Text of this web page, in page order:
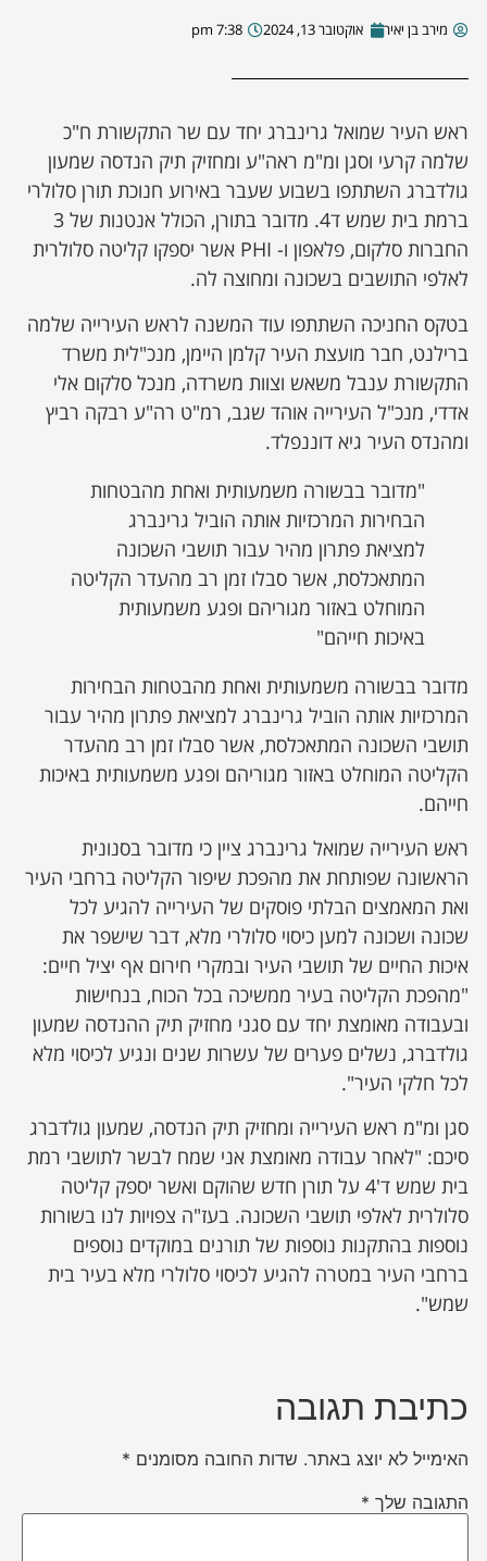
מירב בן יאיר אוקטובר 13, 2024 7:38 pm
ראש העיר שמואל גרינברג יחד עם שר התקשורת ח"כ
שלמה קרעי וסגן ומ"מ ראה"ע ומחזיק תיק הנדסה שמעון
גולדברג השתתפו בשבוע שעבר באירוע חנוכת תורן סלולרי
ברמת בית שמש ד4. מדובר בתורן, הכולל אנטנות של 3
החברות סלקום, פלאפון ו- PHI אשר יספקו קליטה סלולרית
לאלפי התושבים בשכונה ומחוצה לה.
בטקס החניכה השתתפו עוד המשנה לראש העירייה שלמה
ברילנט, חבר מועצת העיר קלמן היימן, מנכ"לית משרד
התקשורת ענבל משאש וצוות משרדה, מנכל סלקום אלי
אדדי, מנכ"ל העירייה אוהד שגב, רמ"ט רה"ע רבקה רביץ
ומהנדס העיר גיא דוננפלד.
"מדובר בבשורה משמעותית ואחת מהבטחות
הבחירות המרכזיות אותה הוביל גרינברג
למציאת פתרון מהיר עבור תושבי השכונה
המתאכלסת, אשר סבלו זמן רב מהעדר הקליטה
המוחלט באזור מגוריהם ופגע משמעותית
באיכות חייהם"
מדובר בבשורה משמעותית ואחת מהבטחות הבחירות
המרכזיות אותה הוביל גרינברג למציאת פתרון מהיר עבור
תושבי השכונה המתאכלסת, אשר סבלו זמן רב מהעדר
הקליטה המוחלט באזור מגוריהם ופגע משמעותית באיכות
חייהם.
ראש העירייה שמואל גרינברג ציין כי מדובר בסנונית
הראשונה שפותחת את מהפכת שיפור הקליטה ברחבי העיר
ואת המאמצים הבלתי פוסקים של העירייה להגיע לכל
שכונה ושכונה למען כיסוי סלולרי מלא, דבר שישפר את
איכות החיים של תושבי העיר ובמקרי חירום אף יציל חיים:
"מהפכת הקליטה בעיר ממשיכה בכל הכוח, בנחישות
ובעבודה מאומצת יחד עם סגני מחזיק תיק ההנדסה שמעון
גולדברג, נשלים פערים של עשרות שנים ונגיע לכיסוי מלא
לכל חלקי העיר".
סגן ומ"מ ראש העירייה ומחזיק תיק הנדסה, שמעון גולדברג
סיכם: "לאחר עבודה מאומצת אני שמח לבשר לתושבי רמת
בית שמש ד'4 על תורן חדש שהוקם ואשר יספק קליטה
סלולרית לאלפי תושבי השכונה. בעז"ה צפויות לנו בשורות
נוספות בהתקנות נוספות של תורנים במוקדים נוספים
ברחבי העיר במטרה להגיע לכיסוי סלולרי מלא בעיר בית
שמש".
כתיבת תגובה
האימייל לא יוצג באתר. שדות החובה מסומנים *
התגובה שלך *